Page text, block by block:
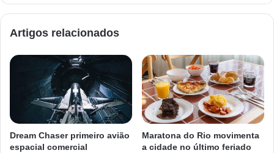
Artigos relacionados
Dream Chaser primeiro avião
espacial comercial
Maratona do Rio movimenta
a cidade no último feriado